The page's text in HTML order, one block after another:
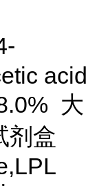
acid
大
剂盒